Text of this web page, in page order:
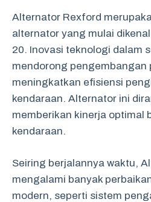
Alternator Rexford
alternator yang mulai
20. Inovasi teknologi dalam
mendorong pengembangan
meningkatkan efisiensi
kendaraan. Alternator ini
memberikan kinerja optimal
kendaraan.
Seiring berjalannya waktu,
mengalami banyak
modern, seperti sistem